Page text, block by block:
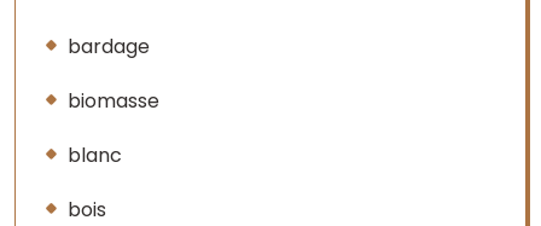
bardage
biomasse
blanc
bois